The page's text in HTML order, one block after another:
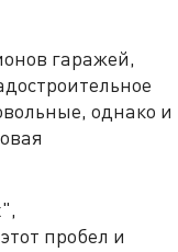
гаражей,
однако и
пробел и